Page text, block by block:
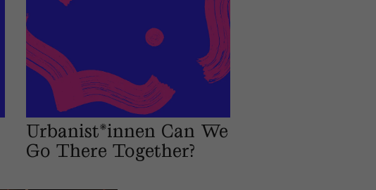
Urbanist*innen Can We
Go There Together?